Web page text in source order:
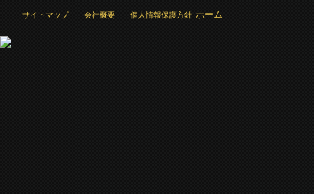
ホーム
サイトマップ 会社概要 個人情報保護方針